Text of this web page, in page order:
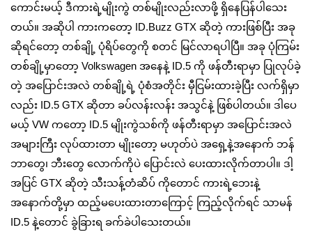
ကောင်းမယ့် ဒီကားရဲ့မျိုးကွဲ တစ်မျိုးလည်းလာဖို့ ရှိနေပြန်ပါသေး
တယ်။ အဆိုပါ ကားကတော့ ID.Buzz GTX ဆိုတဲ့ ကားဖြစ်ပြီး အခု
ဆိုရင်တော့ တစ်ချို့ ပုံရိပ်တွေကို စတင် မြင်လာရပါပြီ။ အခု ပုံကြမ်း
တစ်ချို့မှာတော့ Volkswagen အနေနဲ့ ID.5 ကို ဖန်တီးရာမှာ ပြုလုပ်ခဲ့
တဲ့ အပြောင်းအလဲ တစ်ချို့ရဲ့ ပုံစံအတိုင်း မှီငြမ်းထားခဲ့ပြီး လက်ရှိမှာ
လည်း ID.5 GTX ဆိုတာ ခပ်လန်းလန်း အသွင်နဲ့ ဖြစ်ပါတယ်။ ဒါပေ
မယ့် VW ကတော့ ID.5 မျိုးကွဲသစ်ကို ဖန်တီးရာမှာ အပြောင်းအလဲ
အများကြီး လုပ်ထားတာ မျိုးတော့ မဟုတ်ပဲ အရှေ့နဲ့အနောက် ဘန်
ဘာတွေ၊ ဘီးတွေ လောက်ကိုပဲ ပြောင်းလဲ ပေးထားလိုက်တာပါ။ ဒါ့
အပြင် GTX ဆိုတဲ့ သီးသန့်တံဆိပ် ကိုတောင် ကားရဲ့ဘေးနဲ့
အနောက်တို့မှာ ထည့်မပေးထားတာကြောင့် ကြည့်လိုက်ရင် သာမန်
ID.5 နဲ့တောင် ခွဲခြားရ ခက်ခဲပါသေးတယ်။